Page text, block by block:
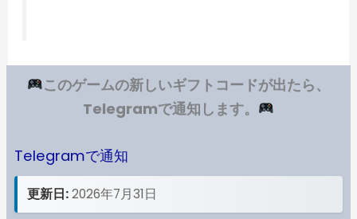
このゲームの新しいギフトコードが出たら、
Telegramで通知します。
Telegramで通知
更新日:2026年7月31日